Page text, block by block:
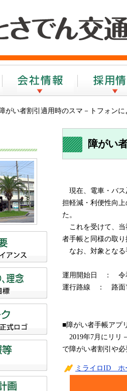
がい者割引適用時のスマ－トフォン
障がい
現在、電車・バス
担軽減・利便性向
た。
これを受けて、当
者手帳と同様の取り
なお、対象となる
運用開始日 ： 令
運行路線 ： 路面電
■障がい者手帳アプ
2019年7月にリリ
で障がい者割引や
ミライロID ホ